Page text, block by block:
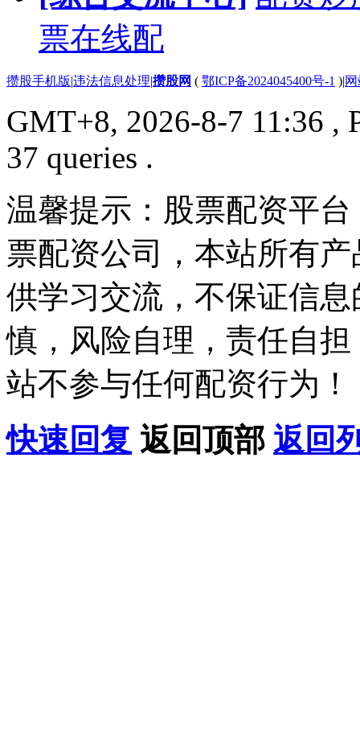
票在线配
攒股手机版|违法信息处理|攒股网 ( 鄂ICP备2024045400号-1 )|
GMT+8, 2026-8-7 11:36 ,
37 queries .
温馨提示：股票配资平
票配资公司，本站所有
供学习交流，不保证信
慎，风险自理，责任自
站不参与任何配资行为！
快速回复 返回顶部 返回